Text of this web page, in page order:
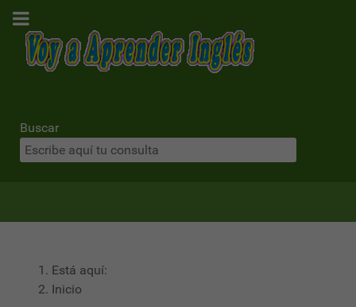
Buscar
Está aquí:
Inicio